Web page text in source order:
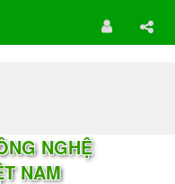
NGHỆ
NAM